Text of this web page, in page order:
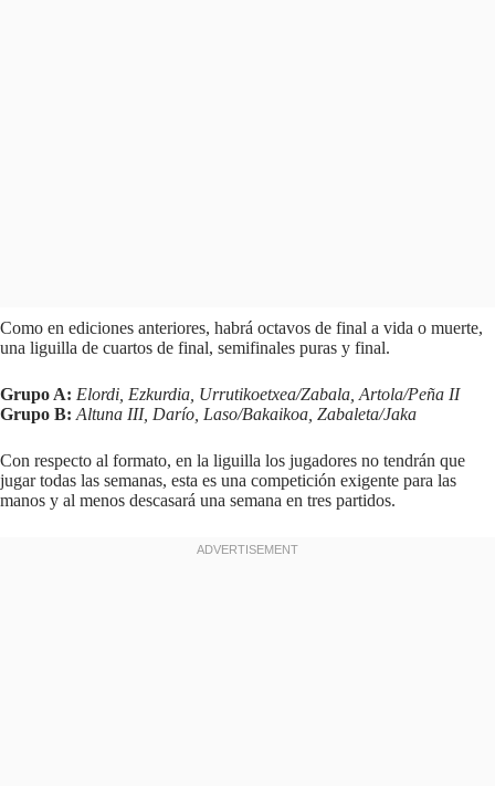
Como en ediciones anteriores, habrá octavos de final a vida o muerte,
una liguilla de cuartos de final, semifinales puras y final.
Grupo A: Elordi, Ezkurdia, Urrutikoetxea/Zabala, Artola/Peña II
Grupo B: Altuna III, Darío, Laso/Bakaikoa, Zabaleta/Jaka
Con respecto al formato, en la liguilla los jugadores no tendrán que
jugar todas las semanas, esta es una competición exigente para las
manos y al menos descasará una semana en tres partidos.